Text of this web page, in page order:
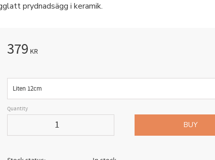
prydnadsägg i keramik.
379 KR
Size
Quantity
BUY